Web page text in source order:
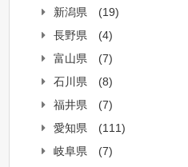
新潟県
(19)
長野県
(4)
富山県
(7)
石川県
(8)
福井県
(7)
愛知県
(111)
岐阜県
(7)